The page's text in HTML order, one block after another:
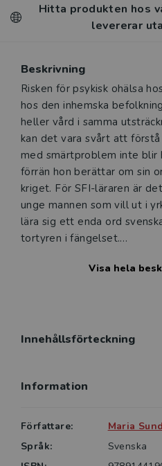
Hitta produkten hos
levererar
Beskrivning
Beskrivning
Risken för psykisk ohälsa
hos den inhemska
heller vård i samma
kan det vara svårt att
med smärtproblem inte blir
förrän hon berättar om sin
kriget. För SFI-läraren är
unge mannen som vill ut i
lära sig ett enda ord
tortyren i fängelset.
Psykisk hälsa hos flyktingar
också vad som är
kulturella faktorer som
utforska varje individs
med hjälp av konkreta
Visa hela
Innehållsförteckning
Information
Författare:
Maria
Språk:
Svenska